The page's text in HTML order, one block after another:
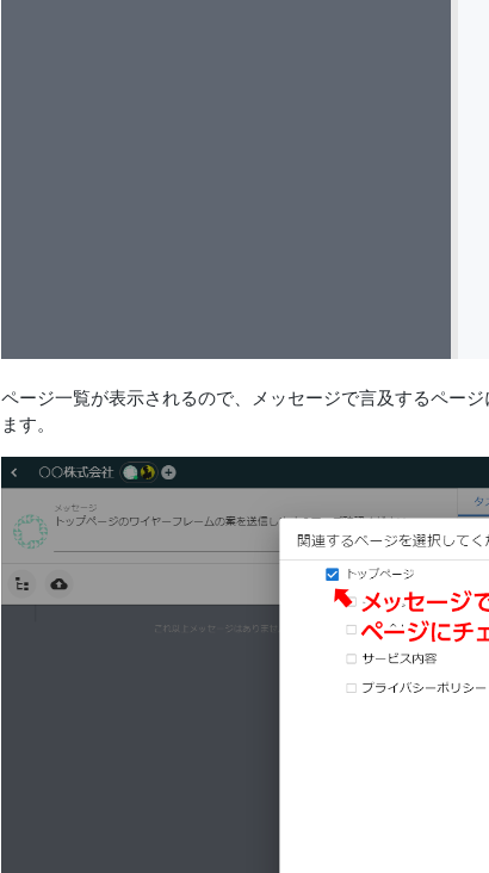
ページ一覧が表示されるので、メッセージで言及するペー
ます。